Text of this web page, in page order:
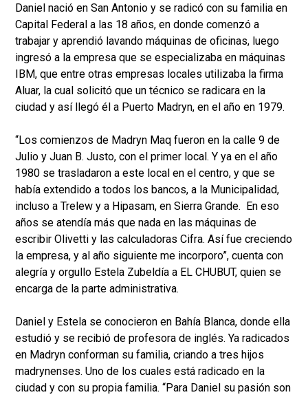
Daniel nació en San Antonio y se radicó con su familia en
Capital Federal a las 18 años, en donde comenzó a
trabajar y aprendió lavando máquinas de oficinas, luego
ingresó a la empresa que se especializaba en máquinas
IBM, que entre otras empresas locales utilizaba la firma
Aluar, la cual solicitó que un técnico se radicara en la
ciudad y así llegó él a Puerto Madryn, en el año en 1979.
“Los comienzos de Madryn Maq fueron en la calle 9 de
Julio y Juan B. Justo, con el primer local. Y ya en el año
1980 se trasladaron a este local en el centro, y que se
había extendido a todos los bancos, a la Municipalidad,
incluso a Trelew y a Hipasam, en Sierra Grande. En eso
años se atendía más que nada en las máquinas de
escribir Olivetti y las calculadoras Cifra. Así fue creciendo
la empresa, y al año siguiente me incorporo”, cuenta con
alegría y orgullo Estela Zubeldía a EL CHUBUT, quien se
encarga de la parte administrativa.
Daniel y Estela se conocieron en Bahía Blanca, donde ella
estudió y se recibió de profesora de inglés. Ya radicados
en Madryn conforman su familia, criando a tres hijos
madrynenses. Uno de los cuales está radicado en la
ciudad y con su propia familia. “Para Daniel su pasión son